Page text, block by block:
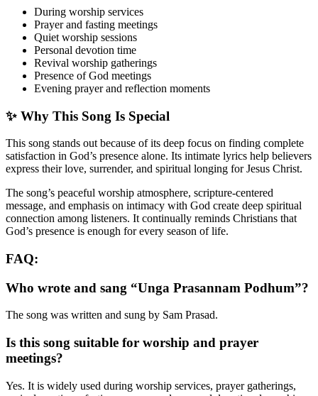
During worship services
Prayer and fasting meetings
Quiet worship sessions
Personal devotion time
Revival worship gatherings
Presence of God meetings
Evening prayer and reflection moments
✨ Why This Song Is Special
This song stands out because of its deep focus on finding complete
satisfaction in God’s presence alone. Its intimate lyrics help believers
express their love, surrender, and spiritual longing for Jesus Christ.
The song’s peaceful worship atmosphere, scripture-centered
message, and emphasis on intimacy with God create deep spiritual
connection among listeners. It continually reminds Christians that
God’s presence is enough for every season of life.
FAQ:
Who wrote and sang “Unga Prasannam Podhum”?
The song was written and sung by Sam Prasad.
Is this song suitable for worship and prayer
meetings?
Yes. It is widely used during worship services, prayer gatherings,